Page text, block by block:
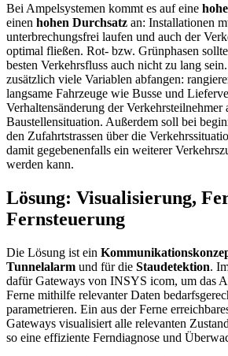
Bei Ampelsystemen kommt es auf eine
einen hohen Durchsatz an: Installationen
unterbrechungsfrei laufen und auch der
optimal fließen. Rot- bzw. Grünphasen
besten Verkehrsfluss auch nicht zu lang
zusätzlich viele Variablen abfangen:
langsame Fahrzeuge wie Busse und
Verhaltensänderung der
Baustellensituation. Außerdem soll bei
den Zufahrtstrassen über die
damit gegebenenfalls ein weiterer
werden kann.
Lösung: Visualisierung,
Fernsteuerung
Die Lösung ist ein
Tunnelalarm und für die Staudetektion.
dafür Gateways von INSYS icom, um das
Ferne mithilfe relevanter Daten
parametrieren. Ein aus der Ferne
Gateways visualisiert alle relevanten
so eine effiziente Ferndiagnose und